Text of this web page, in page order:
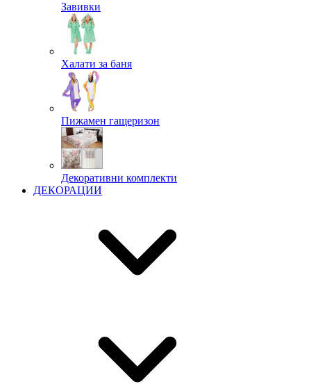
Завивки
Халати за баня
Пижамен гащеризон
Декоративни комплекти
ДЕКОРАЦИИ